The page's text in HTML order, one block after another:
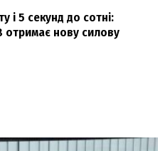
і 5 секунд до сотні:
отримає нову силову